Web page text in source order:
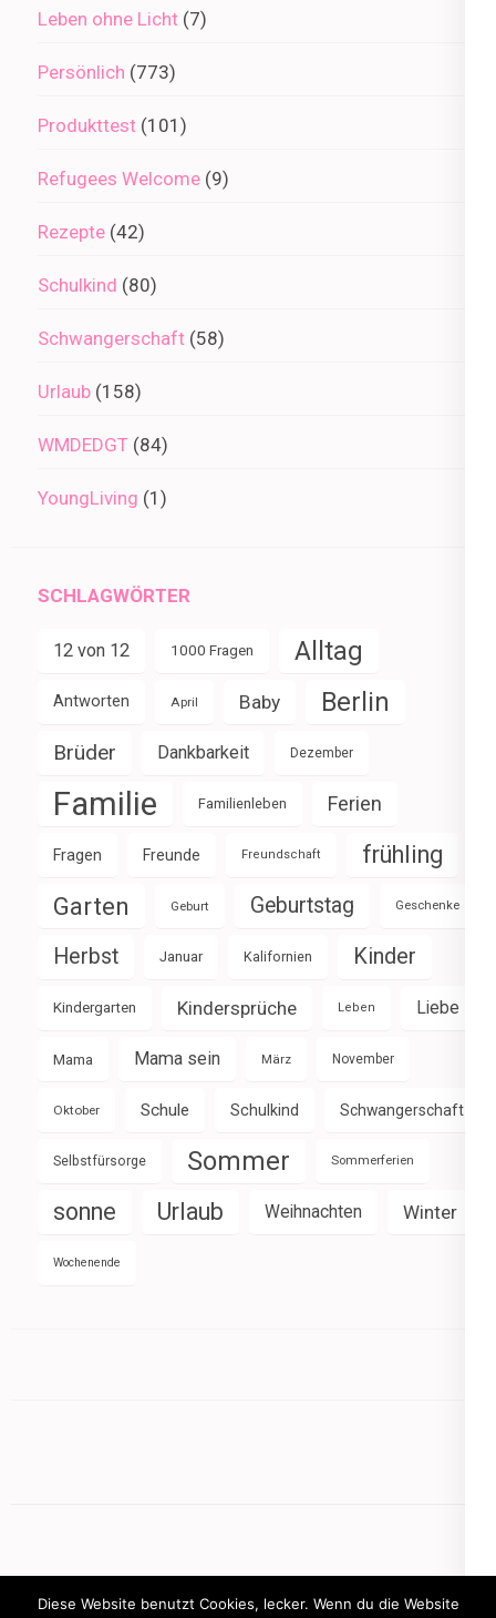
Leben ohne Licht (7)
Persönlich (773)
Produkttest (101)
Refugees Welcome (9)
Rezepte (42)
Schulkind (80)
Schwangerschaft (58)
Urlaub (158)
WMDEDGT (84)
YoungLiving (1)
SCHLAGWÖRTER
12 von 12 1000 Fragen Alltag
Antworten April Baby Berlin
Brüder Dankbarkeit Dezember
Familie Familienleben Ferien
Fragen Freunde Freundschaft frühling
Garten Geburt Geburtstag Geschenke
Herbst Januar Kalifornien Kinder
Kindergarten Kindersprüche Leben Liebe
Mama Mama sein März November
Oktober Schule Schulkind Schwangerschaft
Selbstfürsorge Sommer Sommerferien
sonne Urlaub Weihnachten Winter
Wochenende
Diese Website benutzt Cookies, lecker. Wenn du die Website